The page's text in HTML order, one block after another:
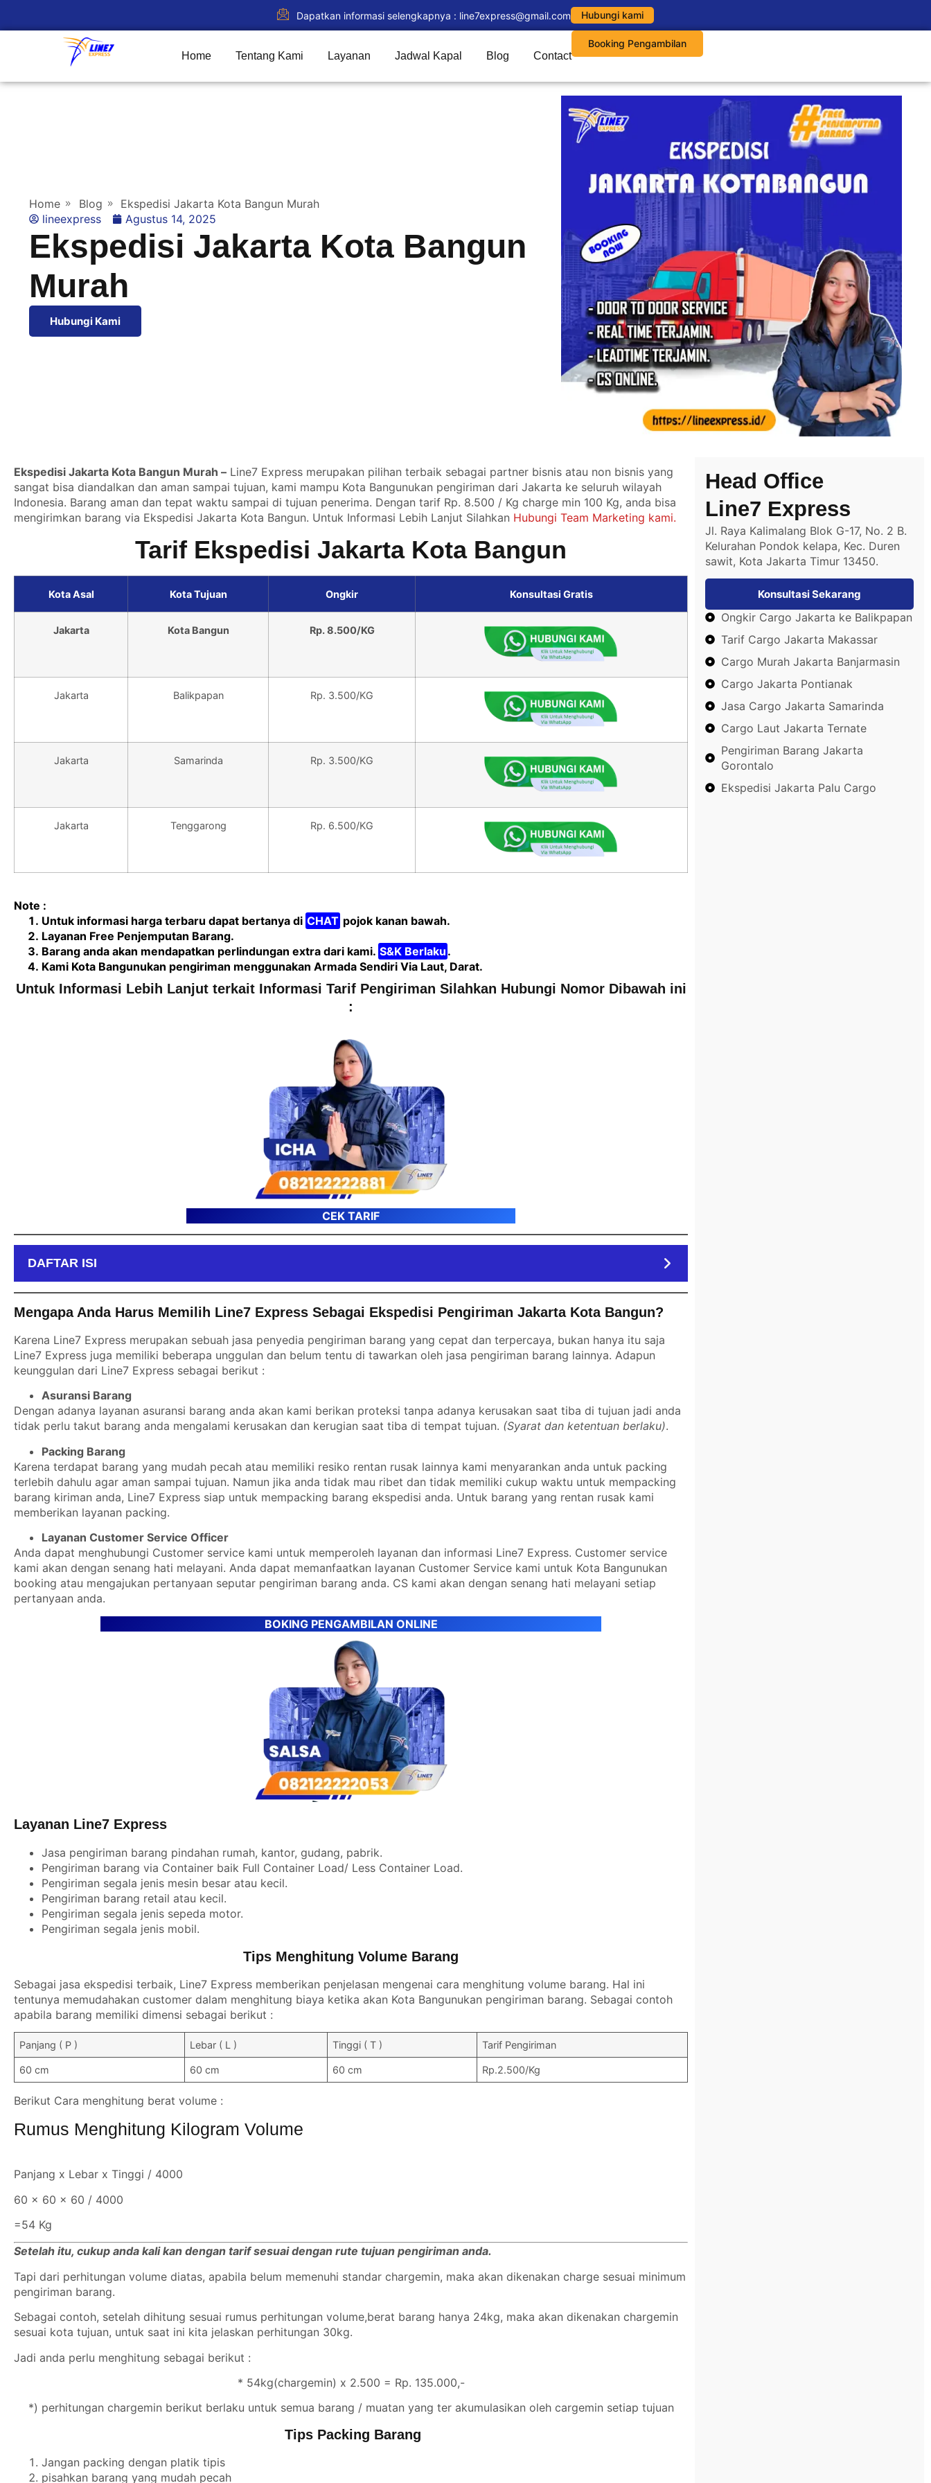
Dapatkan informasi selengkapnya : line7express@gmail.com Hubungi kami
Home Tentang Kami Layanan Jadwal Kapal Blog Contact
Booking Pengambilan
Home Blog
Ekspedisi Jakarta Kota Bangun Murah
lineexpress
Agustus 14, 2025
Ekspedisi Jakarta Kota Bangun
Murah
Hubungi Kami
Ekspedisi Jakarta Kota Bangun Murah – Line7 Express merupakan pilihan terbaik sebagai partner bisnis atau non bisnis yang
sangat bisa diandalkan dan aman sampai tujuan, kami mampu Kota Bangunukan pengiriman dari Jakarta ke seluruh wilayah
Indonesia. Barang aman dan tepat waktu sampai di tujuan penerima. Dengan tarif Rp. 8.500 / Kg charge min 100 Kg, anda bisa
mengirimkan barang via Ekspedisi Jakarta Kota Bangun. Untuk Informasi Lebih Lanjut Silahkan Hubungi Team Marketing kami.
Tarif Ekspedisi Jakarta Kota Bangun
Kota Asal Kota Tujuan Ongkir Konsultasi Gratis
Jakarta Kota Bangun Rp. 8.500/KG
Jakarta Balikpapan Rp. 3.500/KG
Jakarta Samarinda Rp. 3.500/KG
Jakarta Tenggarong Rp. 6.500/KG
Note :
Untuk informasi harga terbaru dapat bertanya di CHAT pojok kanan bawah.
Layanan Free Penjemputan Barang.
Barang anda akan mendapatkan perlindungan extra dari kami. S&K Berlaku .
Kami Kota Bangunukan pengiriman menggunakan Armada Sendiri Via Laut, Darat.
Untuk Informasi Lebih Lanjut terkait Informasi Tarif Pengiriman Silahkan Hubungi Nomor Dibawah ini
:
CEK TARIF
DAFTAR ISI
Mengapa Anda Harus Memilih Line7 Express Sebagai Ekspedisi Pengiriman Jakarta Kota Bangun?
Karena Line7 Express merupakan sebuah jasa penyedia pengiriman barang yang cepat dan terpercaya, bukan hanya itu saja
Line7 Express juga memiliki beberapa unggulan dan belum tentu di tawarkan oleh jasa pengiriman barang lainnya. Adapun
keunggulan dari Line7 Express sebagai berikut :
Asuransi Barang
Dengan adanya layanan asuransi barang anda akan kami berikan proteksi tanpa adanya kerusakan saat tiba di tujuan jadi anda
tidak perlu takut barang anda mengalami kerusakan dan kerugian saat tiba di tempat tujuan. (Syarat dan ketentuan berlaku).
Packing Barang
Karena terdapat barang yang mudah pecah atau memiliki resiko rentan rusak lainnya kami menyarankan anda untuk packing
terlebih dahulu agar aman sampai tujuan. Namun jika anda tidak mau ribet dan tidak memiliki cukup waktu untuk mempacking
barang kiriman anda, Line7 Express siap untuk mempacking barang ekspedisi anda. Untuk barang yang rentan rusak kami
memberikan layanan packing.
Layanan Customer Service Officer
Anda dapat menghubungi Customer service kami untuk memperoleh layanan dan informasi Line7 Express. Customer service
kami akan dengan senang hati melayani. Anda dapat memanfaatkan layanan Customer Service kami untuk Kota Bangunukan
booking atau mengajukan pertanyaan seputar pengiriman barang anda. CS kami akan dengan senang hati melayani setiap
pertanyaan anda.
BOKING PENGAMBILAN ONLINE
Layanan Line7 Express
Jasa pengiriman barang pindahan rumah, kantor, gudang, pabrik.
Pengiriman barang via Container baik Full Container Load/ Less Container Load.
Pengiriman segala jenis mesin besar atau kecil.
Pengiriman barang retail atau kecil.
Pengiriman segala jenis sepeda motor.
Pengiriman segala jenis mobil.
Tips Menghitung Volume Barang
Sebagai jasa ekspedisi terbaik, Line7 Express memberikan penjelasan mengenai cara menghitung volume barang. Hal ini
tentunya memudahakan customer dalam menghitung biaya ketika akan Kota Bangunukan pengiriman barang. Sebagai contoh
apabila barang memiliki dimensi sebagai berikut :
Panjang ( P ) Lebar ( L ) Tinggi ( T ) Tarif Pengiriman
60 cm 60 cm 60 cm Rp.2.500/Kg
Berikut Cara menghitung berat volume :
Rumus Menghitung Kilogram Volume
Panjang x Lebar x Tinggi / 4000
60 x 60 x 60 / 4000
=54 Kg
Setelah itu, cukup anda kali kan dengan tarif sesuai dengan rute tujuan pengiriman anda.
Tapi dari perhitungan volume diatas, apabila belum memenuhi standar chargemin, maka akan dikenakan charge sesuai minimum
pengiriman barang.
Sebagai contoh, setelah dihitung sesuai rumus perhitungan volume,berat barang hanya 24kg, maka akan dikenakan chargemin
sesuai kota tujuan, untuk saat ini kita jelaskan perhitungan 30kg.
Jadi anda perlu menghitung sebagai berikut :
* 54kg(chargemin) x 2.500 = Rp. 135.000,-
*) perhitungan chargemin berikut berlaku untuk semua barang / muatan yang ter akumulasikan oleh cargemin setiap tujuan
Tips Packing Barang
Jangan packing dengan platik tipis
pisahkan barang yang mudah pecah
Head Office
Line7 Express
Jl. Raya Kalimalang Blok G-17, No. 2 B.
Kelurahan Pondok kelapa, Kec. Duren
sawit, Kota Jakarta Timur 13450.
Konsultasi Sekarang
Ongkir Cargo Jakarta ke Balikpapan
Tarif Cargo Jakarta Makassar
Cargo Murah Jakarta Banjarmasin
Cargo Jakarta Pontianak
Jasa Cargo Jakarta Samarinda
Cargo Laut Jakarta Ternate
Pengiriman Barang Jakarta
Gorontalo
Ekspedisi Jakarta Palu Cargo